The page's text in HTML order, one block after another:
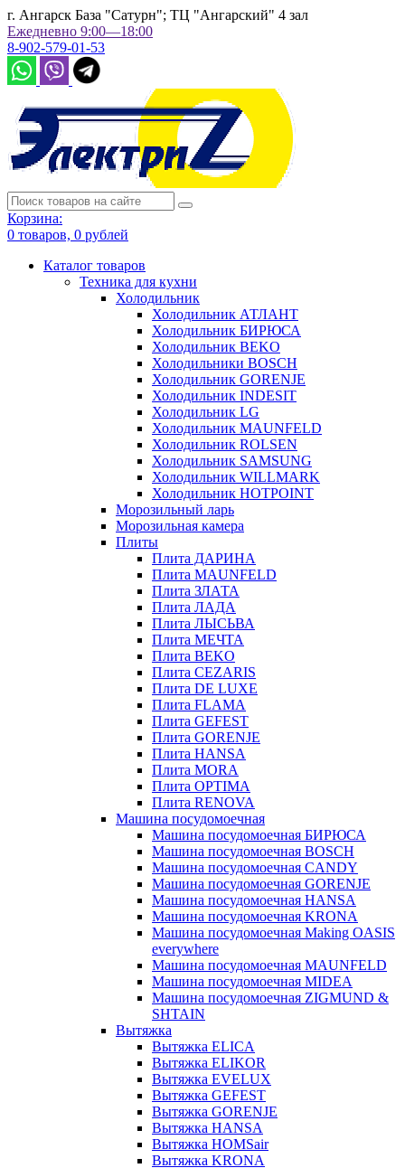
г. Ангарск База "Сатурн"; ТЦ "Ангарский" 4 зал
Ежедневно 9:00—18:00
8-902-579-01-53
Корзина:
0 товаров, 0 рублей
Каталог товаров
Техника для кухни
Холодильник
Холодильник АТЛАНТ
Холодильник БИРЮСА
Холодильник BEKO
Холодильники BOSCH
Холодильник GORENJE
Холодильник INDESIT
Холодильник LG
Холодильник MAUNFELD
Холодильник ROLSEN
Холодильник SAMSUNG
Холодильник WILLMARK
Холодильник HOTPOINT
Морозильный ларь
Морозильная камера
Плиты
Плита ДАРИНА
Плита MAUNFELD
Плита ЗЛАТА
Плита ЛАДА
Плита ЛЫСЬВА
Плита МЕЧТА
Плита BEKO
Плита CEZARIS
Плита DE LUXE
Плита FLAMA
Плита GEFEST
Плита GORENJE
Плита HANSA
Плита MORA
Плита OPTIMA
Плита RENOVA
Машина посудомоечная
Машина посудомоечная БИРЮСА
Машина посудомоечная BOSCH
Машина посудомоечная CANDY
Машина посудомоечная GORENJE
Машина посудомоечная HANSA
Машина посудомоечная KRONA
Машина посудомоечная Making OASIS
everywhere
Машина посудомоечная MAUNFELD
Машина посудомоечная MIDEA
Машина посудомоечная ZIGMUND &
SHTAIN
Вытяжка
Вытяжка ELICA
Вытяжка ELIKOR
Вытяжка EVELUX
Вытяжка GEFEST
Вытяжка GORENJE
Вытяжка HANSA
Вытяжка HOMSair
Вытяжка KRONA